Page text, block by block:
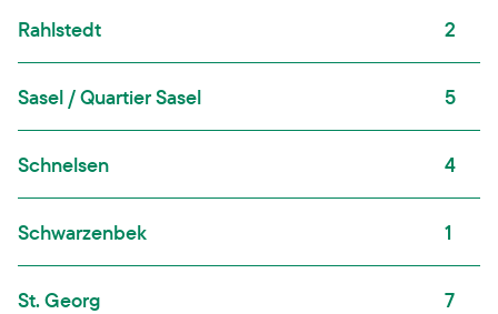
Rahlstedt 2
Sasel / Quartier Sasel 5
Schnelsen 4
Schwarzenbek 1
St. Georg 7